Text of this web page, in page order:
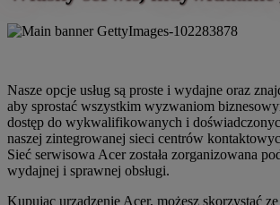
Nasze opcje usług są proste i wydajne oraz
aby sprostać wszystkim wyzwaniom
dostęp do wykwalifikowanych i
naszej zintegrowanej sieci centrów
Sieć serwisowa Acer została zorganizowana
wydajnej i sprawnej obsługi.
Kupując urządzenie Acer, możesz skorzystać ze